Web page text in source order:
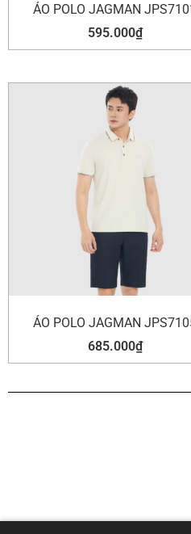
ÁO POLO JAGMAN
595.000₫
ÁO POLO JAGMAN
685.000₫